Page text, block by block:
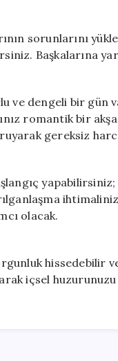
sorunlarını
Başkalarına
ve dengeli bir gün
romantik bir
gereksiz
olacak.
hissedebilir
içsel huzurunuzu